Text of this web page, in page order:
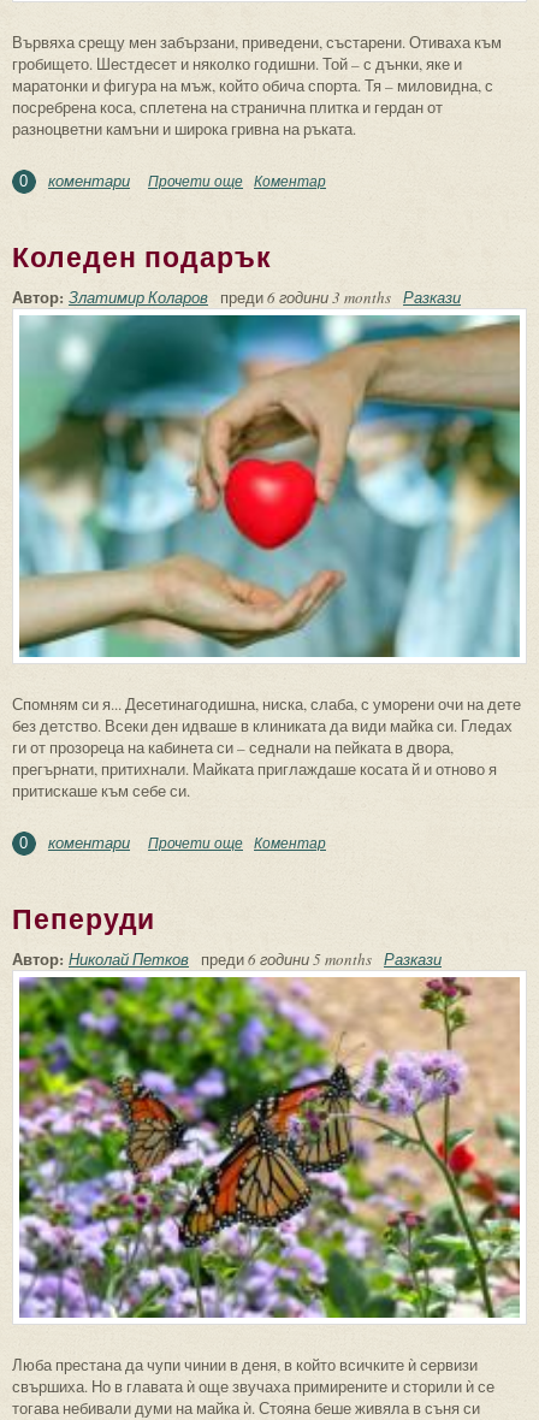
Вървяха срещу мен забързани, приведени, състарени. Отиваха към
гробището. Шестдесет и няколко годишни. Той – с дънки, яке и
маратонки и фигура на мъж, който обича спорта. Тя – миловидна, с
посребрена коса, сплетена на странична плитка и гердан от
разноцветни камъни и широка гривна на ръката.
0 коментари Прочети още about Родителите на Иван
Коментар
Коледен подарък
Автор: Златимир Коларов преди6 години 3 months Разкази
Спомням си я... Десетинагодишна, ниска, слаба, с уморени очи на дете
без детство. Всеки ден идваше в клиниката да види майка си. Гледах
ги от прозореца на кабинета си – седнали на пейката в двора,
прегърнати, притихнали. Майката приглаждаше косата й и отново я
притискаше към себе си.
0 коментари Прочети още about Коледен подарък
Коментар
Пеперуди
Автор: Николай Петков преди6 години 5 months Разкази
Люба престана да чупи чинии в деня, в който всичките ѝ сервизи
свършиха. Но в главата ѝ още звучаха примирените и сторили ѝ се
тогава небивали думи на майка ѝ. Стояна беше живяла в съня си